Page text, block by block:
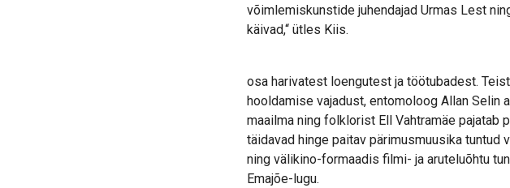
võimlemiskunstide juhendajad Urmas Lest
käivad,“ ütles Kiis.
osa harivatest loengutest ja töötubadest.
hooldamise vajadust, entomoloog Allan
maailma ning folklorist Ell Vahtramäe pajatab
täidavad hinge paitav pärimusmuusika tuntud
ning välikino-formaadis filmi- ja aruteluõhtu
Emajõe-lugu.